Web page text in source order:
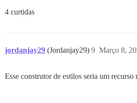
4 curtidas
jordanjay29 (Jordanjay29) Março 8,
9
Esse construtor de estilos seria um recurso